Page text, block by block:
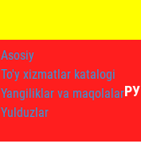
Asosiy
To'y xizmatlar katalogi
Yangiliklar va maqolalar
Yulduzlar
РУ